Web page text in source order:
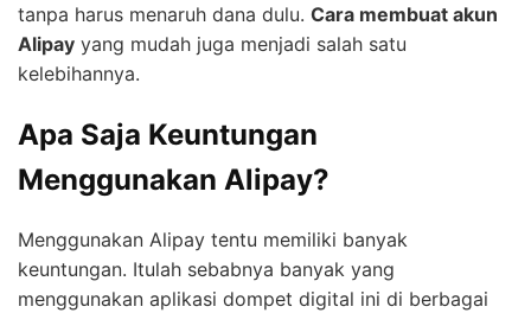
tanpa harus menaruh dana dulu. Cara membuat akun
Alipay yang mudah juga menjadi salah satu
kelebihannya.
Apa Saja Keuntungan
Menggunakan Alipay?
Menggunakan Alipay tentu memiliki banyak
keuntungan. Itulah sebabnya banyak yang
menggunakan aplikasi dompet digital ini di berbagai